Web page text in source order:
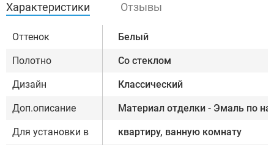
Характеристики Отзывы
Оттенок Белый
Полотно Со стеклом
Дизайн Классический
Доп.описание Материал отделки - Эмаль по
Для установки в квартиру, ванную комнату